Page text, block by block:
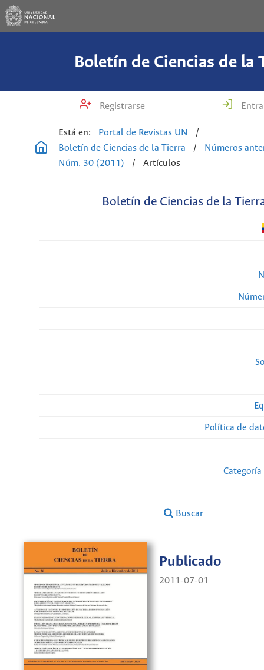
Boletín de Ciencias de la
Registrarse
Está en: Portal de Revistas UN
/
Boletín de Ciencias de la Tierra
/
Números
Núm. 30 (2011)
/ Artículos
Boletín de Ciencias de la
Política de
Buscar
Publicado
2011-07-01